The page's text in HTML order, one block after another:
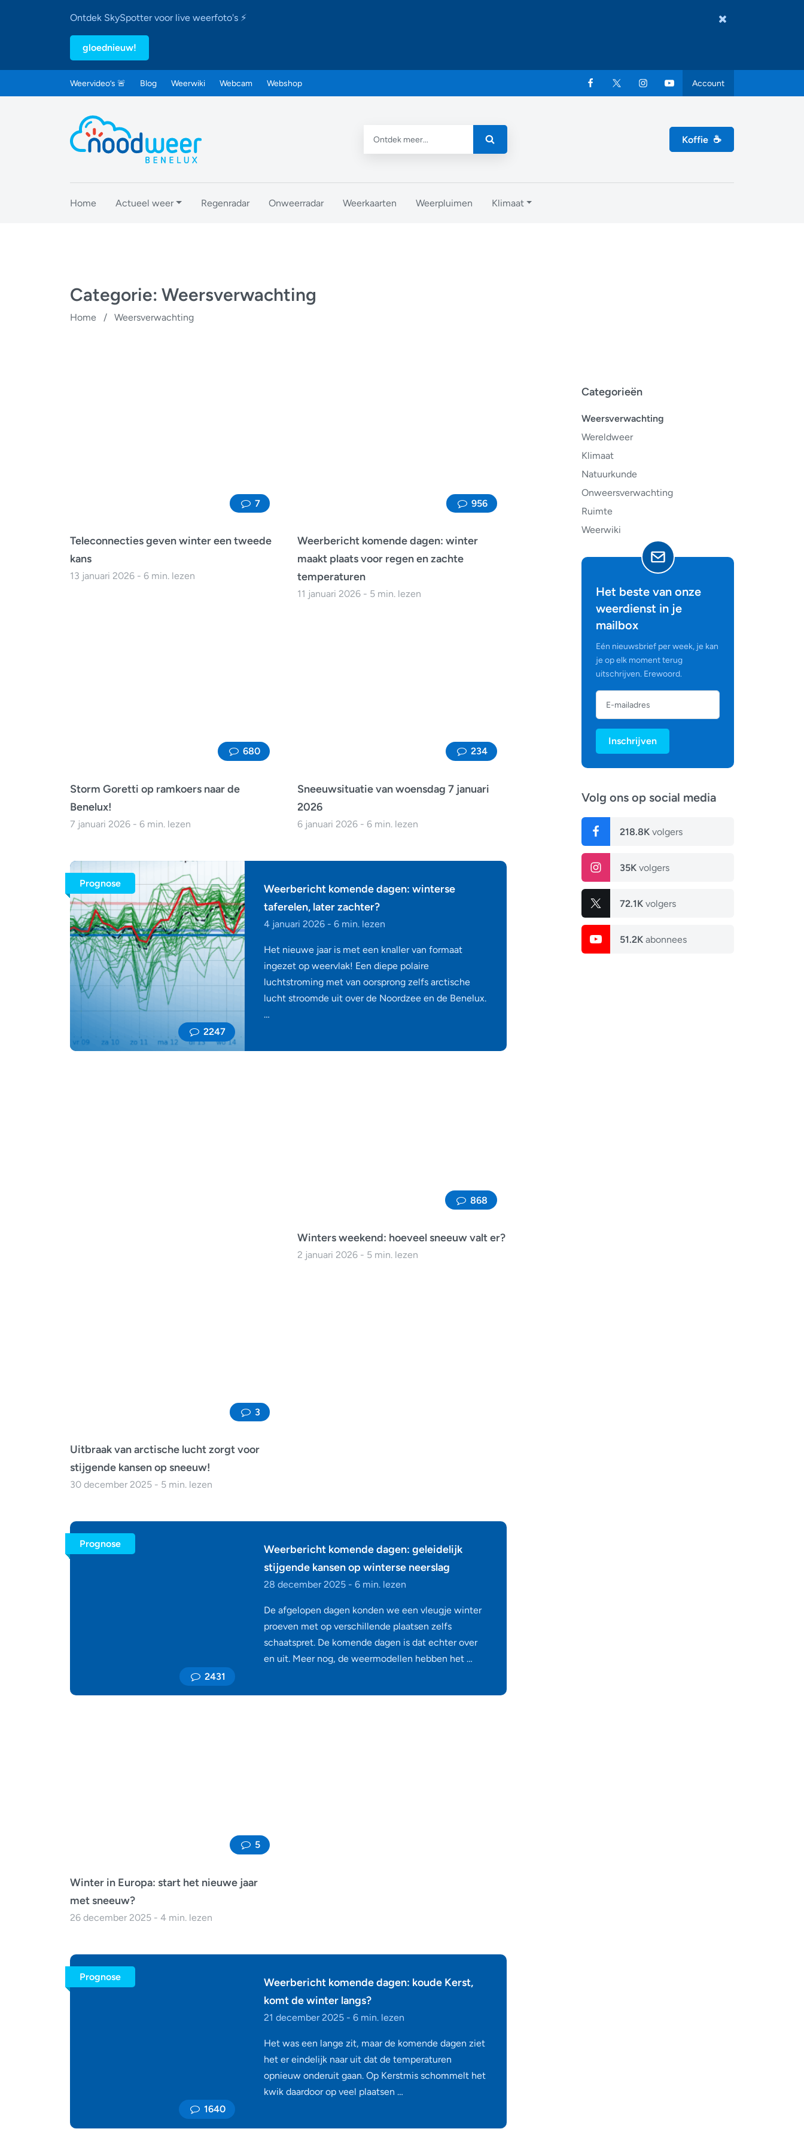
Ontdek SkySpotter voor live weerfoto's ⚡
gloednieuw!
Weervideo’s 🚨 Blog Weerwiki Webcam Webshop Account
Koffie ☕
Home Actueel weer Regenradar Onweerradar Weerkaarten Weerpluimen Klimaat
Categorie: Weersverwachting
Home / Weersverwachting
Categorieën
Weersverwachting
Wereldweer
Klimaat
Natuurkunde
Onweersverwachting
Ruimte
Weerwiki
Het beste van onze
weerdienst in je
mailbox
Eén nieuwsbrief per week, je kan
je op elk moment terug
uitschrijven. Erewoord.
Inschrijven
Volg ons op social media
218.8K volgers
35K volgers
72.1K volgers
51.2K abonnees
7
Teleconnecties geven winter een tweede
kans
13 januari 2026 - 6 min. lezen
956
Weerbericht komende dagen: winter
maakt plaats voor regen en zachte
temperaturen
11 januari 2026 - 5 min. lezen
680
Storm Goretti op ramkoers naar de
Benelux!
7 januari 2026 - 6 min. lezen
234
Sneeuwsituatie van woensdag 7 januari
2026
6 januari 2026 - 6 min. lezen
Prognose
2247
Weerbericht komende dagen: winterse
taferelen, later zachter?
4 januari 2026 - 6 min. lezen
Het nieuwe jaar is met een knaller van formaat
ingezet op weervlak! Een diepe polaire
luchtstroming met van oorsprong zelfs arctische
lucht stroomde uit over de Noordzee en de Benelux.
…
868
Winters weekend: hoeveel sneeuw valt er?
2 januari 2026 - 5 min. lezen
3
Uitbraak van arctische lucht zorgt voor
stijgende kansen op sneeuw!
30 december 2025 - 5 min. lezen
Prognose
2431
Weerbericht komende dagen: geleidelijk
stijgende kansen op winterse neerslag
28 december 2025 - 6 min. lezen
De afgelopen dagen konden we een vleugje winter
proeven met op verschillende plaatsen zelfs
schaatspret. De komende dagen is dat echter over
en uit. Meer nog, de weermodellen hebben het …
5
Winter in Europa: start het nieuwe jaar
met sneeuw?
26 december 2025 - 4 min. lezen
Prognose
1640
Weerbericht komende dagen: koude Kerst,
komt de winter langs?
21 december 2025 - 6 min. lezen
Het was een lange zit, maar de komende dagen ziet
het er eindelijk naar uit dat de temperaturen
opnieuw onderuit gaan. Op Kerstmis schommelt het
kwik daardoor op veel plaatsen …